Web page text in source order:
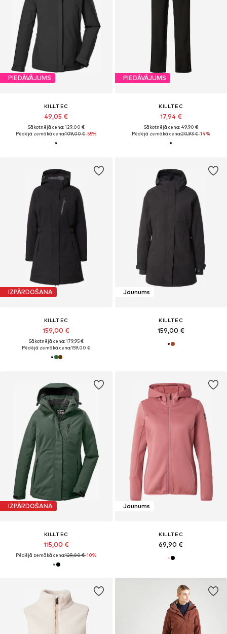
PIEDĀVĀJUMS
KILLTEC
49,05 €
Sākotnējā cena: 129,00 €
Pēdējā zemākā cena:109,00 €-55%
PIEDĀVĀJUMS
KILLTEC
17,94 €
Sākotnējā cena: 49,90 €
Pēdējā zemākā cena:20,93 €-14%
IZPĀRDOŠANA
KILLTEC
159,00 €
Sākotnējā cena: 179,95 €
Pēdējā zemākā cena:159,00 €
Jaunums
KILLTEC
159,00 €
IZPĀRDOŠANA
KILLTEC
115,00 €
Pēdējā zemākā cena:129,00 €-10%
Jaunums
KILLTEC
69,90 €